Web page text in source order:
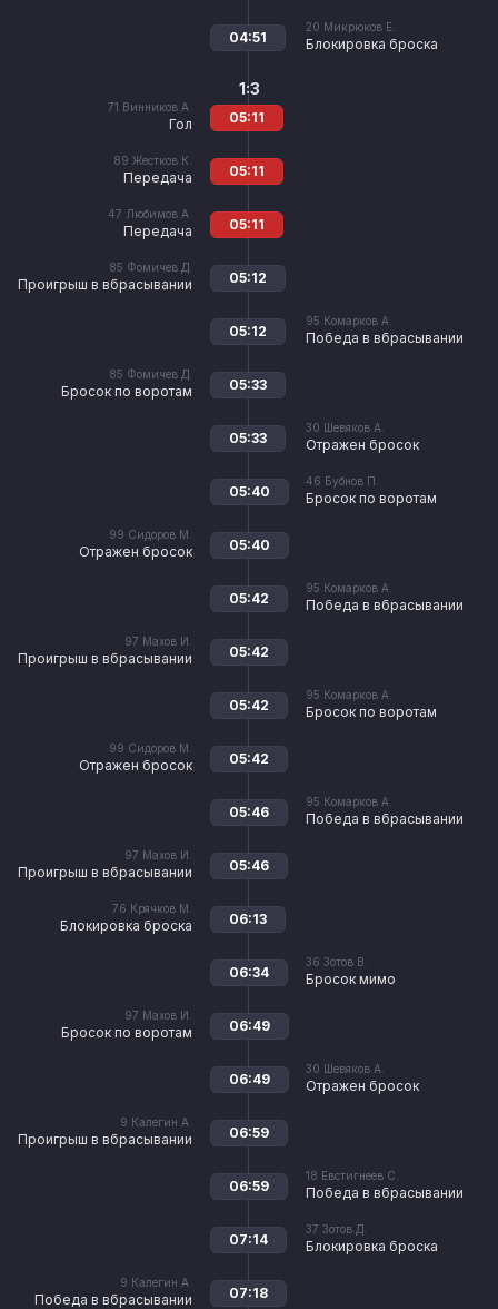
20 Микрюков Е.
Блокировка броска
04:51
71 Винников А.
Гол
1:3
05:11
89 Жестков К.
Передача 05:11
47 Любимов А.
Передача 05:11
85 Фомичев Д.
Проигрыш в вбрасывании 05:12
95 Комарков А.
Победа в вбрасывании
05:12
85 Фомичев Д.
Бросок по воротам 05:33
30 Шевяков А.
Отражен бросок
05:33
46 Бубнов П.
Бросок по воротам
05:40
99 Сидоров М.
Отражен бросок 05:40
95 Комарков А.
Победа в вбрасывании
05:42
97 Махов И.
Проигрыш в вбрасывании 05:42
95 Комарков А.
Бросок по воротам
05:42
99 Сидоров М.
Отражен бросок 05:42
95 Комарков А.
Победа в вбрасывании
05:46
97 Махов И.
Проигрыш в вбрасывании 05:46
76 Крячков М.
Блокировка броска 06:13
36 Зотов В.
Бросок мимо
06:34
97 Махов И.
Бросок по воротам 06:49
30 Шевяков А.
Отражен бросок
06:49
9 Калегин А.
Проигрыш в вбрасывании 06:59
18 Евстигнеев С.
Победа в вбрасывании
06:59
37 Зотов Д.
Блокировка броска
07:14
9 Калегин А.
Победа в вбрасывании 07:18